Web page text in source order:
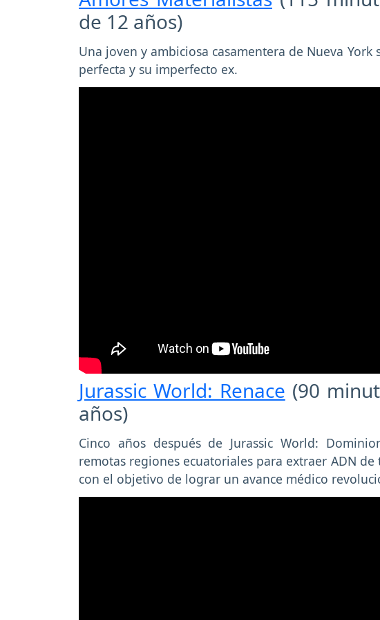
de 12 años)
Una joven y ambiciosa casamentera de Nueva
perfecta y su imperfecto ex.
Jurassic World: Renace (90
años)
Cinco años después de Jurassic World:
remotas regiones ecuatoriales para extraer ADN
con el objetivo de lograr un avance médico